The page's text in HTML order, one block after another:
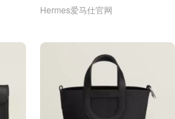
Hermes爱马仕官网